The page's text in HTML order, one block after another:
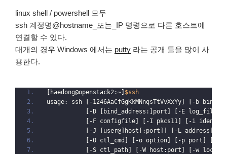
linux shell / powershell 모두
ssh 계정명@hostname_또는_IP 명령으로 다른 호스트에
연결할 수 있다.
대개의 경우 Windows 에서는 putty 라는 공개 툴을 많이 사
용한다.
[haedong@openstack2:~] $ssh
usage: ssh [-1246AaCfGgKkMNnqsTtVvXxYy] [-b
[-D [bind_address:]port] [-E log_file]
[-F configfile] [-I pkcs11] [-i
[-J [user@]host[:port]] [-L address]
[-O ctl_cmd] [-o option] [-p port] [-Q
[-S ctl_path] [-W host:port] [-w